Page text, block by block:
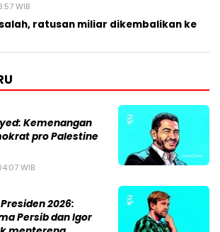
WIB
ratusan miliar dikembalikan ke
Kemenangan
pro Palestine
WIB
2026:
Persib dan Igor